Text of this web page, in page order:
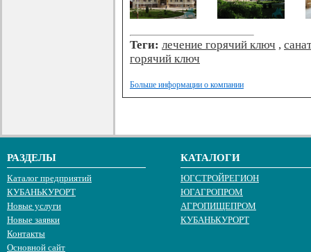
Теги: лечение горячий ключ ,
горячий ключ
Больше информации о компании
РАЗДЕЛЫ
Каталог предприятий
КУБАНЬКУРОРТ
Новые услуги
Новые заявки
Контакты
Основной сайт
КАТАЛОГИ
ЮГСТРОЙРЕГИОН
ЮГАГРОПРОМ
АГРОПИЩЕПРОМ
КУБАНЬКУРОРТ